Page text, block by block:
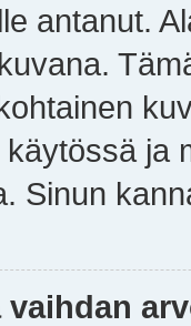
antanut.
ja
Sinun
vaihdan